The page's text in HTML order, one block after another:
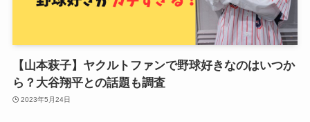
【山本萩子】ヤクルトファンで野球好きなのはいつか
ら？大谷翔平との話題も調査
2023年5月24日